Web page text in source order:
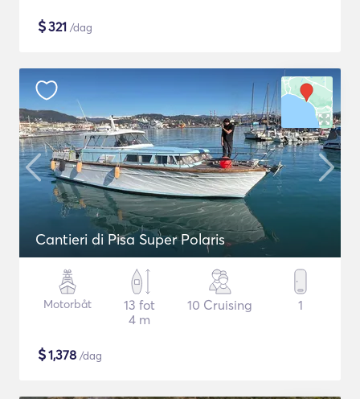
$321 /dag
Cantieri di Pisa Super Polaris
Motorbåt
13 fot
4 m
10 Cruising 1
$1,378 /dag